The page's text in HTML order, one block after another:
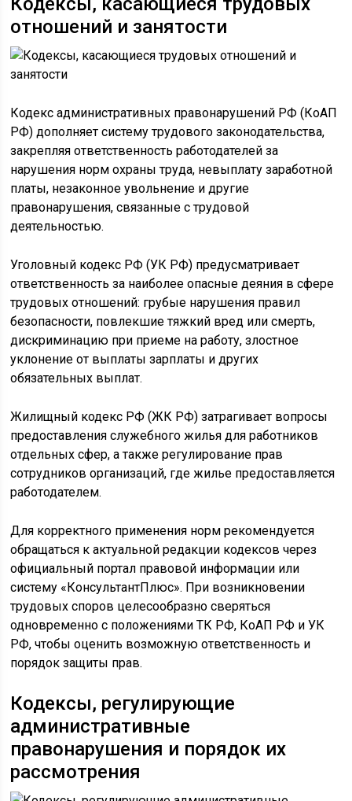
отношений и занятости
Кодекс административных правонарушений РФ (КоАП
РФ) дополняет систему трудового законодательства,
закрепляя ответственность работодателей за
нарушения норм охраны труда, невыплату заработной
платы, незаконное увольнение и другие
правонарушения, связанные с трудовой
деятельностью.
Уголовный кодекс РФ (УК РФ) предусматривает
ответственность за наиболее опасные деяния в сфере
трудовых отношений: грубые нарушения правил
безопасности, повлекшие тяжкий вред или смерть,
дискриминацию при приеме на работу, злостное
уклонение от выплаты зарплаты и других
обязательных выплат.
Жилищный кодекс РФ (ЖК РФ) затрагивает вопросы
предоставления служебного жилья для работников
отдельных сфер, а также регулирование прав
сотрудников организаций, где жилье предоставляется
работодателем.
Для корректного применения норм рекомендуется
обращаться к актуальной редакции кодексов через
официальный портал правовой информации или
систему «КонсультантПлюс». При возникновении
трудовых споров целесообразно сверяться
одновременно с положениями ТК РФ, КоАП РФ и УК
РФ, чтобы оценить возможную ответственность и
порядок защиты прав.
Кодексы, регулирующие
административные
правонарушения и порядок их
рассмотрения